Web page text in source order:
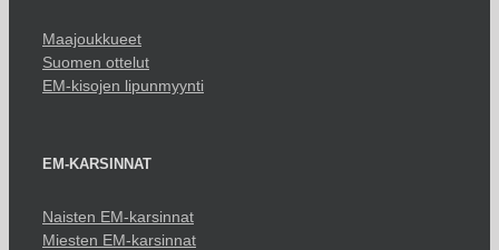
Maajoukkueet
Suomen ottelut
EM-kisojen lipunmyynti
EM-KARSINNAT
Naisten EM-karsinnat
Miesten EM-karsinnat